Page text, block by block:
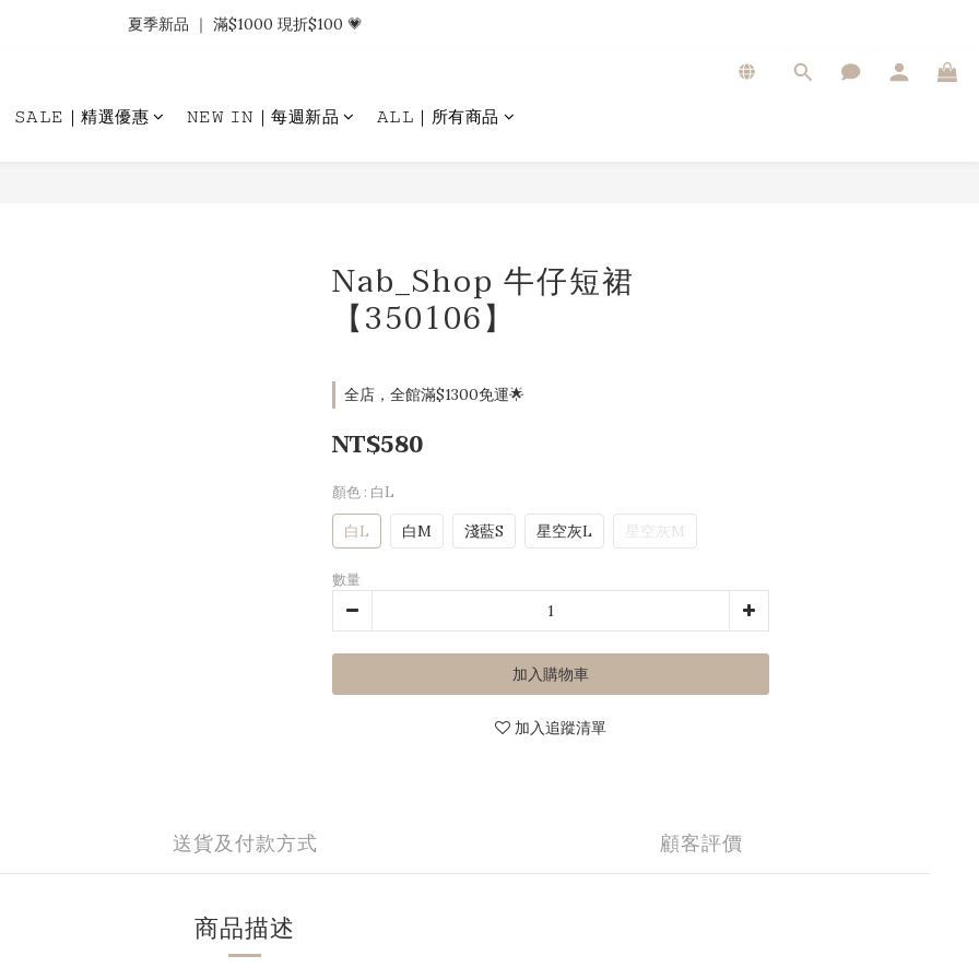
𝗡𝗮𝗯_𝗚𝗶𝗿𝗹𝘀大量募集中｜於社群分享標記回傳 找小編領取購物金.ᐟ.ᐟ
夏季新品 ｜ 滿$1000 現折$100 💗
𝚂𝙰𝙻𝙴｜精選優惠 𝙽𝙴𝚆 𝙸𝙽｜每週新品 𝙰𝙻𝙻｜所有商品
Nab_Shop 牛仔短裙
【350106】
全店，全館滿$1300免運🌟
NT$580
顏色 : 白L
白L 白M 淺藍S 星空灰L 星空灰M
數量
加入購物車
加入追蹤清單
送貨及付款方式 顧客評價
商品描述